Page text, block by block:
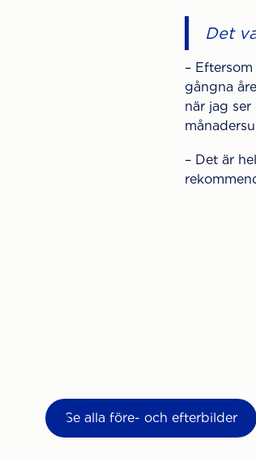
Det
–
gångna
när jag
– Det är
Se alla före- och efterbilder